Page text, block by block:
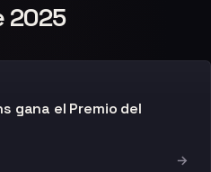
2025
gana el Premio del
→